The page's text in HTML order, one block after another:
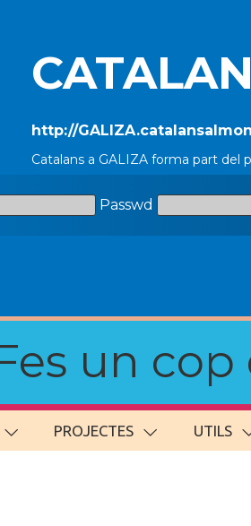
http://
Catalans a GALIZA forma part del
Passwd
un
PROJECTES UTILS